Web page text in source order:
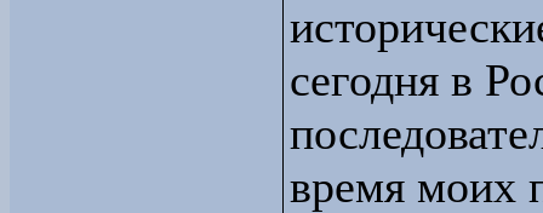
сегодня в
время моих